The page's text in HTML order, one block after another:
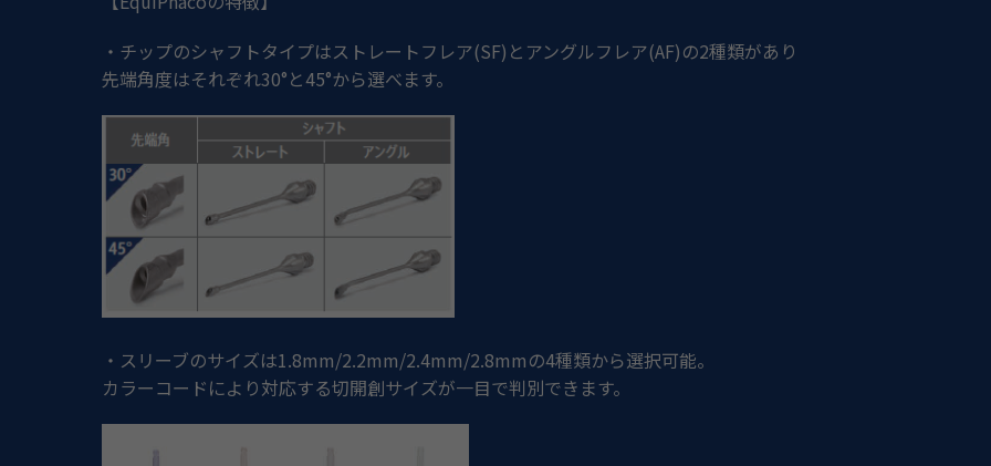
・チップのシャフトタイプはストレートフレア(SF) とアングルフレア(AF)の2種類があり
先端角度はそれぞれ30°と45°から選べます。
・スリーブのサイズは1.8mm/2.2mm/2.4mm/2.8mmの4種類から選択可能。
カラーコードにより対応する切開創サイズが一目で判別できます。